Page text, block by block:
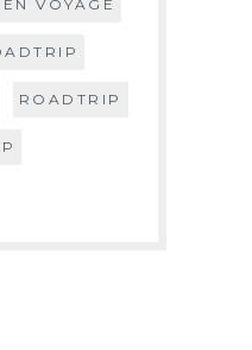
VOYAGE
ROADTRIP